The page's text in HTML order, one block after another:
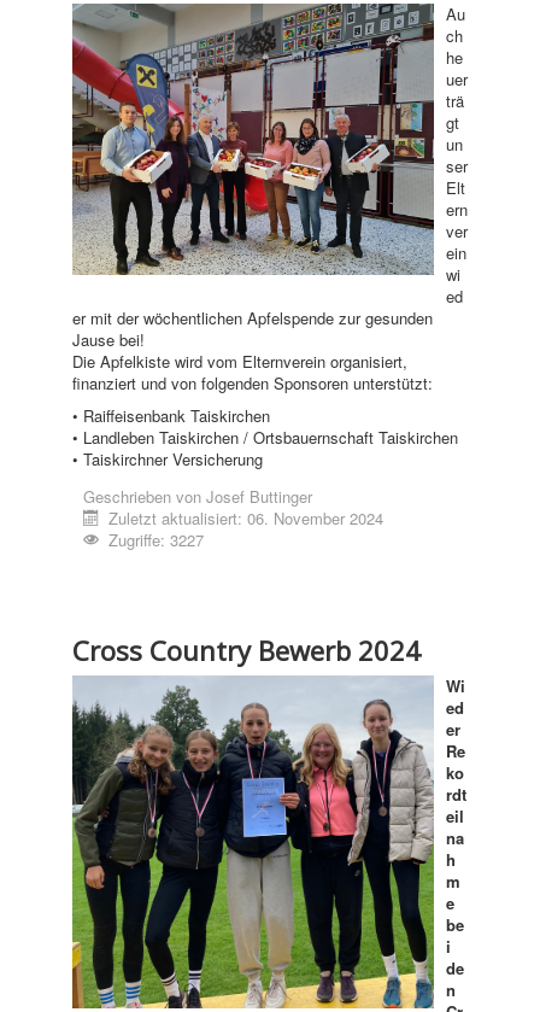
Au
ch
he
uer
trä
gt
un
ser
Elt
ern
ver
ein
wi
ed
er mit der wöchentlichen Apfelspende zur gesunden
Jause bei!
Die Apfelkiste wird vom Elternverein organisiert,
finanziert und von folgenden Sponsoren unterstützt:
• Raiffeisenbank Taiskirchen
• Landleben Taiskirchen / Ortsbauernschaft Taiskirchen
• Taiskirchner Versicherung
Geschrieben von Josef Buttinger
Zuletzt aktualisiert: 06. November 2024
Zugriffe: 3227
Cross Country Bewerb 2024
Wi
ed
er
Re
ko
rdt
eil
na
h
m
e
be
i
de
n